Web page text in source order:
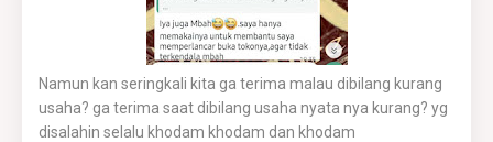
Namun kan seringkali kita ga terima malau dibilang kurang
usaha? ga terima saat dibilang usaha nyata nya kurang? yg
disalahin selalu khodam khodam dan khodam